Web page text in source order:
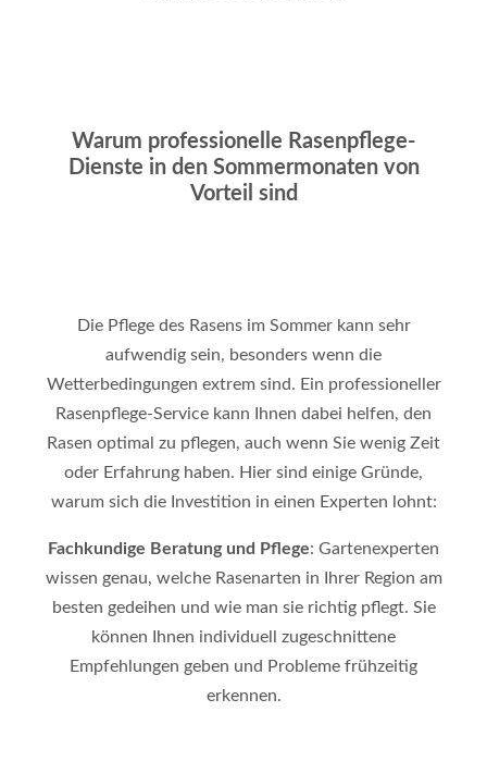
Warum professionelle Rasenpflege-
Dienste in den Sommermonaten von
Vorteil sind
Die Pflege des Rasens im Sommer kann sehr
aufwendig sein, besonders wenn die
Wetterbedingungen extrem sind. Ein professioneller
Rasenpflege-Service kann Ihnen dabei helfen, den
Rasen optimal zu pflegen, auch wenn Sie wenig Zeit
oder Erfahrung haben. Hier sind einige Gründe,
warum sich die Investition in einen Experten lohnt:
Fachkundige Beratung und Pflege: Gartenexperten
wissen genau, welche Rasenarten in Ihrer Region am
besten gedeihen und wie man sie richtig pflegt. Sie
können Ihnen individuell zugeschnittene
Empfehlungen geben und Probleme frühzeitig
erkennen.